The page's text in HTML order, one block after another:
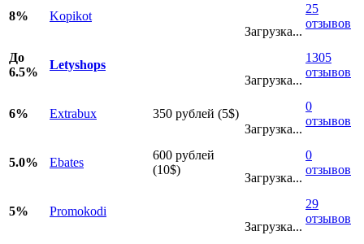
8%
Kopikot
Загрузка...
25
отзывов
До
6.5%
Letyshops
Загрузка...
1305
отзывов
6% Extrabux
350 рублей (5$)
Загрузка...
0
отзывов
5.0% Ebates
600 рублей
(10$)
Загрузка...
0
отзывов
5%
Promokodi
Загрузка...
29
отзывов